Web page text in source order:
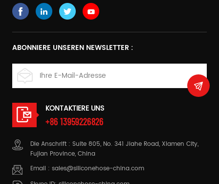
ABONNIERE UNSEREN NEWSLETTER :
KONTAKTIERE UNS
+86 13959226826
Die Anschrift : Suite 805, No. 341 Jiahe Road, Xiamen City,
Fujian Province, China
Email : sales@siliconehose-china.com